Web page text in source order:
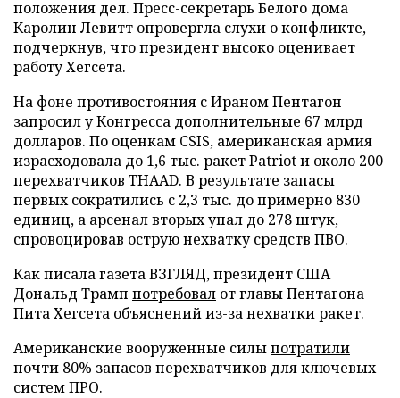
положения дел. Пресс-секретарь Белого дома
Каролин Левитт опровергла слухи о конфликте,
подчеркнув, что президент высоко оценивает
работу Хегсета.
На фоне противостояния с Ираном Пентагон
запросил у Конгресса дополнительные 67 млрд
долларов. По оценкам CSIS, американская армия
израсходовала до 1,6 тыс. ракет Patriot и около 200
перехватчиков THAAD. В результате запасы
первых сократились с 2,3 тыс. до примерно 830
единиц, а арсенал вторых упал до 278 штук,
спровоцировав острую нехватку средств ПВО.
Как писала газета ВЗГЛЯД, президент США
Дональд Трамп потребовал от главы Пентагона
Пита Хегсета объяснений из-за нехватки ракет.
Американские вооруженные силыпотратили
почти 80% запасов перехватчиков для ключевых
систем ПРО.